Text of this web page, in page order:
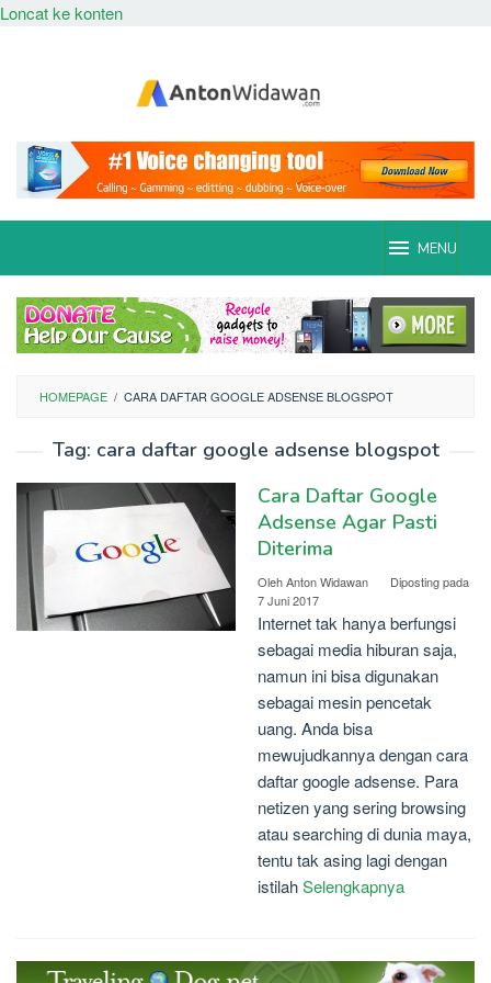
Loncat ke konten
MENU
HOMEPAGE / CARA DAFTAR GOOGLE ADSENSE BLOGSPOT
Tag: cara daftar google adsense blogspot
Cara Daftar Google
Adsense Agar Pasti
Diterima
OlehAnton Widawan
Diposting pada
7 Juni 2017
Internet tak hanya berfungsi
sebagai media hiburan saja,
namun ini bisa digunakan
sebagai mesin pencetak
uang. Anda bisa
mewujudkannya dengan cara
daftar google adsense. Para
netizen yang sering browsing
atau searching di dunia maya,
tentu tak asing lagi dengan
istilahSelengkapnya